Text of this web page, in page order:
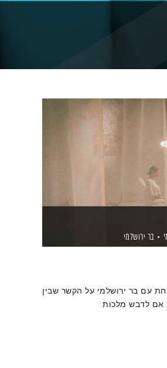
בר ירושלמי
עם בר ירושלמי על הקשר שבין
אם לדבש מלכות